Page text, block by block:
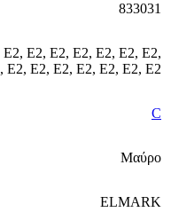
833031
E2, E2, E2, E2, E2, E2, E2,
, E2, E2, E2, E2, E2, E2, E2
C
Μαύρο
ELMARK